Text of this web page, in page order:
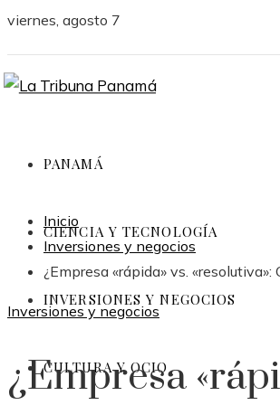
viernes, agosto 7
PANAMÁ
CIENCIA Y TECNOLOGÍA
INVERSIONES Y NEGOCIOS
CULTURA Y OCIO
Inicio
Inversiones y negocios
¿Empresa «rápida» vs.
Inversiones y negocios
¿Empresa